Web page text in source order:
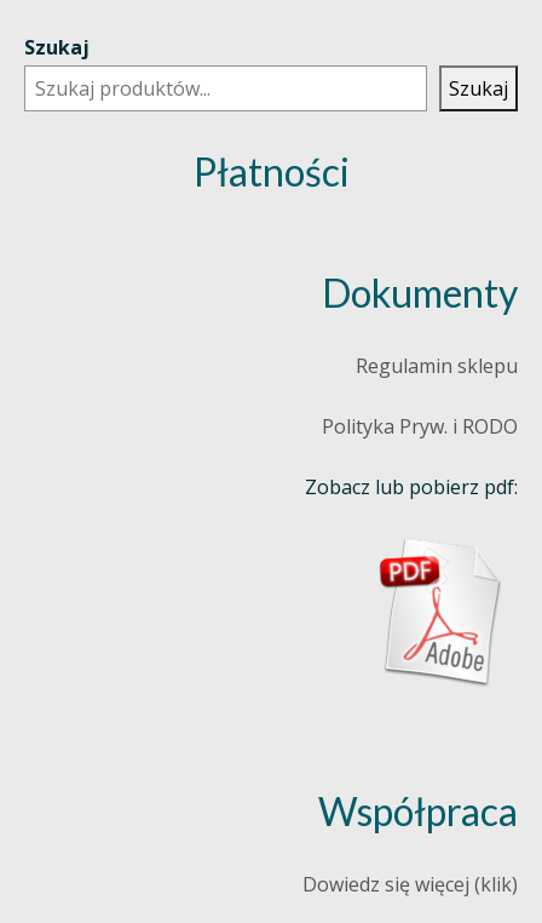
Szukaj
Szukaj
Płatności
Dokumenty
Regulamin sklepu
Polityka Pryw. i RODO
Zobacz lub pobierz pdf:
Współpraca
Dowiedz się więcej (klik)